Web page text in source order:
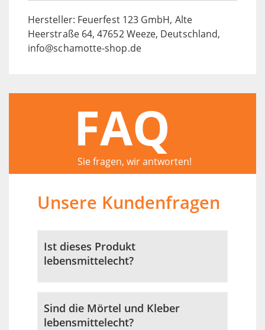
Hersteller: Feuerfest 123 GmbH, Alte
Heerstraße 64, 47652 Weeze, Deutschland,
info@schamotte-shop.de
FAQ
Sie fragen, wir antworten!
Unsere Kundenfragen
Ist dieses Produkt
lebensmittelecht?
Sind die Mörtel und Kleber
lebensmittelecht?